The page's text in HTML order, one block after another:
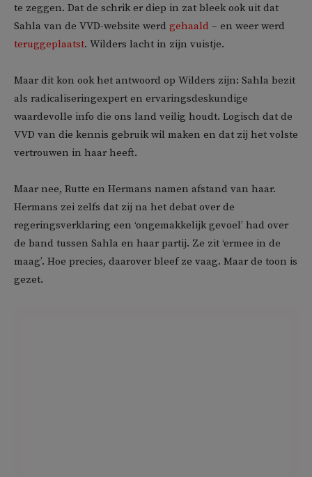
te zeggen. Dat de schrik er diep in zat bleek ook uit dat
Sahla van de VVD-website werd gehaald – en weer werd
teruggeplaatst. Wilders lacht in zijn vuistje.
Maar dit kon ook het antwoord op Wilders zijn: Sahla bezit
als radicaliseringexpert en ervaringsdeskundige
waardevolle info die ons land veilig houdt. Logisch dat de
VVD van die kennis gebruik wil maken en dat zij het volste
vertrouwen in haar heeft.
Maar nee, Rutte en Hermans namen afstand van haar.
Hermans zei zelfs dat zij na het debat over de
regeringsverklaring een ‘ongemakkelijk gevoel’ had over
de band tussen Sahla en haar partij. Ze zit ‘ermee in de
maag’. Hoe precies, daarover bleef ze vaag. Maar de toon is
gezet.